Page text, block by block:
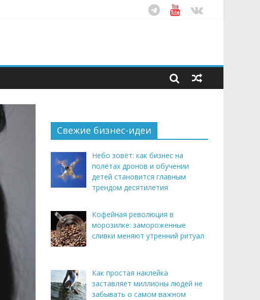
Свежие бизнес-идеи
Небо зовёт: как бизнес на
полётах дронов и обучении
детей становится главным
трендом десятилетия
Кофейная революция в
морозилке: замороженные
сливки меняют утренний ритуал
Как простая наклейка
заставляет миллионы людей не
забывать о самом важном